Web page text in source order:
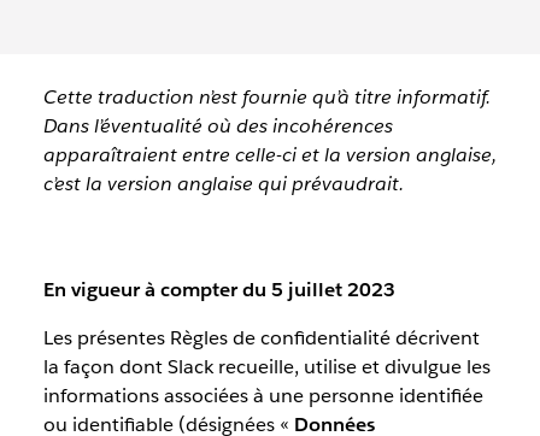
Cette traduction n’est fournie qu’à titre informatif.
Dans l’éventualité où des incohérences
apparaîtraient entre celle-ci et la version anglaise,
c’est la version anglaise qui prévaudrait.
En vigueur à compter du 5 juillet 2023
Les présentes Règles de confidentialité décrivent
la façon dont Slack recueille, utilise et divulgue les
informations associées à une personne identifiée
ou identifiable (désignées « Données